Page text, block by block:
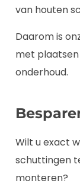
van houten
Daarom is
met
onderhoud.
Wilt u exact
schuttingen
monteren?